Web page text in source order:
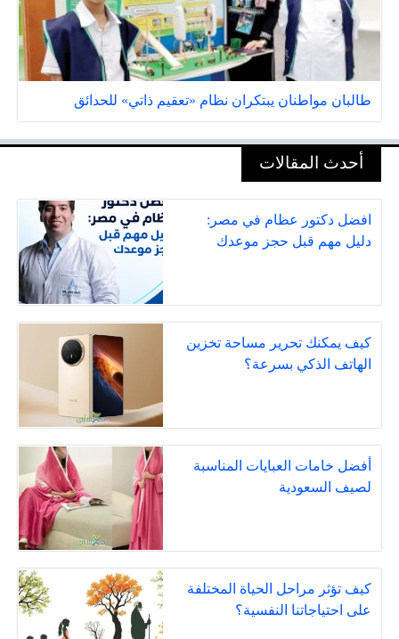
طالبان مواطنان يبتكران نظام «تعقيم ذاتي» للحدائق
أحدث المقالات
افضل دكتور عظام في مصر:
دليل مهم قبل حجز موعدك
كيف يمكنك تحرير مساحة تخزين
الهاتف الذكي بسرعة؟
أفضل خامات العبايات المناسبة
لصيف السعودية
كيف تؤثر مراحل الحياة المختلفة
على احتياجاتنا النفسية؟